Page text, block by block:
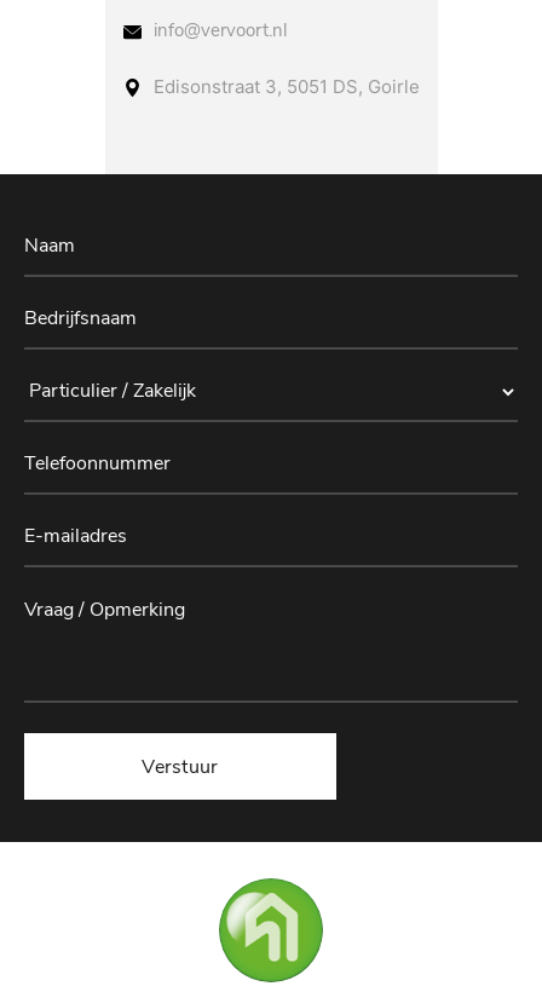
info@vervoort.nl
Edisonstraat 3, 5051 DS, Goirle
Verstuur